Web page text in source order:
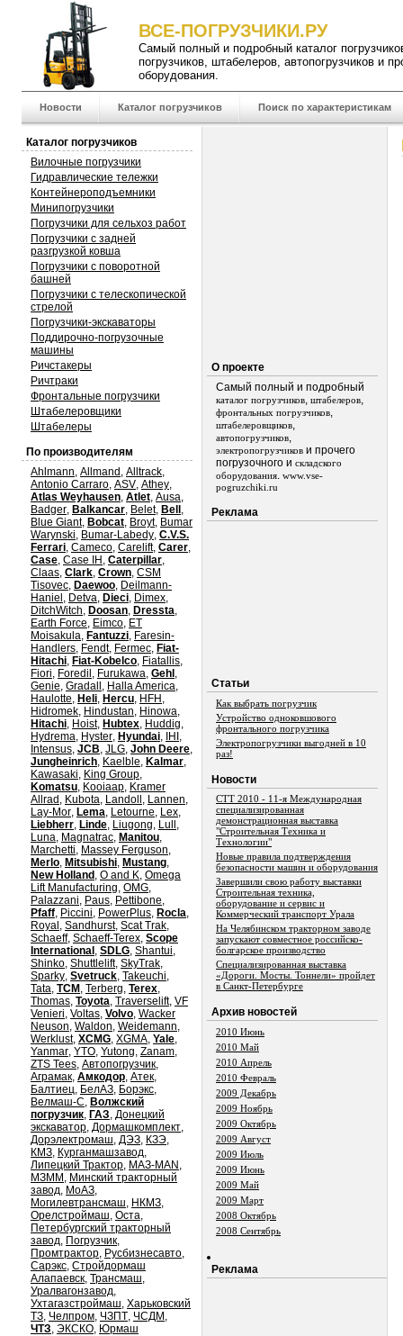
ВСЕ-ПОГРУЗЧИКИ.РУ
Самый полный и подробный каталог
погрузчиков, штабелеров, автопогрузчиков и
оборудования.
Новости Каталог погрузчиков Поиск по характеристикам
Каталог погрузчиков
Вилочные погрузчики
Гидравлические тележки
Контейнероподъемники
Минипогрузчики
Погрузчики для сельхоз работ
Погрузчики с задней
разгрузкой ковша
Погрузчики с поворотной
башней
Погрузчики с телескопической
стрелой
Погрузчики-экскаваторы
Поддирочно-погрузочные
машины
Ричстакеры
Ричтраки
Фронтальные погрузчики
Штабелеровщики
Штабелеры
По производителям
Ahlmann, Allmand , Alltrack,
Antonio Carraro, ASV, Athey,
Atlas Weyhausen, Atlet, Ausa,
Badger, Balkancar, Belet, Bell ,
Blue Giant, Bobcat, Broyt, Bumar
Warynski, Bumar-Labedy, C.V.S.
Ferrari, Cameco, Carelift, Carer,
Case, Case IH , Caterpillar,
Claas, Clark, Crown, CSM
Tisovec, Daewoo, Deilmann-
Haniel , Detva, Dieci, Dimex,
DitchWitch, Doosan, Dressta,
Earth Force, Eimco, ET
Moisakula, Fantuzzi, Faresin-
Handlers, Fendt, Fermec, Fiat-
Hitachi, Fiat-Kobelco, Fiatallis,
Fiori, Foredil , Furukawa, Gehl ,
Genie, Gradall , Halla America,
Haulotte, Heli, Hercu, HFH ,
Hidromek, Hindustan, Hinowa,
Hitachi, Hoist, Hubtex, Huddig,
Hydrema, Hyster, Hyundai, IHI ,
Intensus, JCB, JLG, John Deere,
Jungheinrich, Kaelble, Kalmar,
Kawasaki, King Group,
Komatsu, Kooiaap, Kramer
Allrad , Kubota, Landoll , Lannen,
Lay-Mor, Lema, Letourne, Lex,
Liebherr, Linde, Liugong, Lull ,
Luna, Magnatrac, Manitou,
Marchetti, Massey Ferguson,
Merlo, Mitsubishi, Mustang,
New Holland , O and K, Omega
Lift Manufacturing, OMG,
Palazzani, Paus, Pettibone,
Pfaff, Piccini, PowerPlus, Rocla,
Royal , Sandhurst, Scat Trak,
Schaeff, Schaeff-Terex, Scope
International , SDLG, Shantui,
Shinko, Shuttlelift, SkyTrak,
Sparky, Svetruck, Takeuchi,
Tata, TCM , Terberg, Terex,
Thomas, Toyota, Traverselift, VF
Venieri, Voltas, Volvo, Wacker
Neuson, Waldon, Weidemann,
Werklust, XCMG, XGMA, Yale,
Yanmar, YTO, Yutong, Zanam,
ZTS Tees, Автопогрузчик,
Аграмак, Амкодор, Атек,
Балтиец, БелАЗ, Борэкс,
Велмаш-С, Волжский
погрузчик, ГАЗ, Донецкий
экскаватор, Дормашкомплект,
Дорэлектромаш, ДЭЗ, КЗЭ,
КМЗ, Курганмашзавод,
Липецкий Трактор, МАЗ-MAN ,
МЗММ , Минский тракторный
завод, МоАЗ,
Могилевтрансмаш, НКМЗ,
Орелстроймаш, Оста,
Петербургский тракторный
завод, Погрузчик,
Промтрактор, Русбизнесавто,
Сарэкс, Стройдормаш
Алапаевск, Трансмаш,
Уралвагонзавод,
Ухтагазстроймаш, Харьковский
ТЗ, Челпром, ЧЗПТ, ЧСДМ ,
ЧТЗ, ЭКСКО, Юрмаш
О проекте
Самый полный и подробный
каталог погрузчиков, штабелеров,
фронтальных погрузчиков,
штабелеровщиков,
автопогрузчиков,
электропогрузчиков и прочего
погрузочного и складского
оборудования. www.vse-
pogruzchiki.ru
Реклама
Статьи
Как выбрать погрузчик
Устройство одноковшового
фронтального погрузчика
Электропогрузчики выгодней в 10
раз!
Новости
СТТ 2010 - 11-я Международная
специализированная
демонстрационная выставка
"Строительная Техника и
Технологии"
Новые правила подтверждения
безопасности машин и оборудования
Завершили свою работу выставки
Строительная техника,
оборудование и сервис и
Коммерческий транспорт Урала
На Челябинском тракторном заводе
запускают совместное российско-
болгарское производство
Специализированная выставка
«Дороги. Мосты. Тоннели» пройдет
в Санкт-Петербурге
Aрхив новостей
2010 Июнь
2010 Май
2010 Апрель
2010 Февраль
2009 Декабрь
2009 Ноябрь
2009 Октябрь
2009 Август
2009 Июль
2009 Июнь
2009 Май
2009 Март
2008 Октябрь
2008 Сентябрь
Реклама